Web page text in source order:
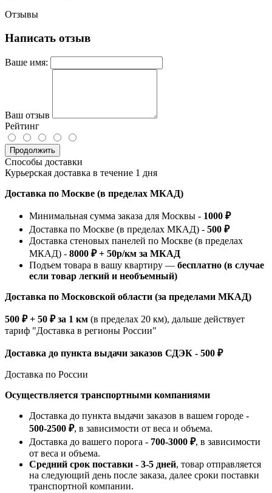
Отзывы
Написать отзыв
Ваше имя:
Ваш отзыв
Рейтинг
Продолжить
Способы доставки
Курьерская доставка в течение 1 дня
Доставка по Москве (в пределах МКАД)
Минимальная сумма заказа для Москвы - 1000 ₽
Доставка по Москве (в пределах МКАД) - 500 ₽
Доставка стеновых панелей по Москве (в пределах
МКАД) - 8000 ₽ + 50р/км за МКАД
Подъем товара в вашу квартиру — бесплатно (в случае
если товар легкий и необъемный)
Доставка по Московской области (за пределами МКАД)
500 ₽ + 50 ₽ за 1 км (в пределах 20 км), дальше действует
тариф "Доставка в регионы России"
Доставка до пункта выдачи заказов СДЭК - 500 ₽
Доставка по России
Осуществляется транспортными компаниями
Доставка до пункта выдачи заказов в вашем городе -
500-2500 ₽, в зависимости от веса и объема.
Доставка до вашего порога - 700-3000 ₽, в зависимости
от веса и объема.
Средний срок поставки - 3-5 дней, товар отправляется
на следующий день после заказа, далее сроки поставки
транспортной компании.